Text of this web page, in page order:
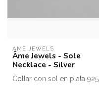
ÂME JEWELS
Âme Jewels - Sole
Necklace - Silver
Collar con sol en plata 925